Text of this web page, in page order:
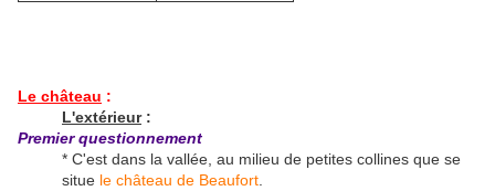
Le château :
L'extérieur:
Premier questionnement
* C'est dans la vallée, au milieu de petites collines que se
situe le château de Beaufort